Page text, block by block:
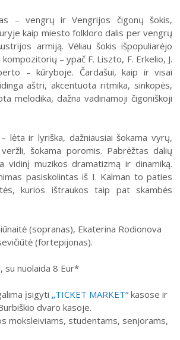
– vengrų ir Vengrijos čigonų šokis,
kaip miesto folkloro dalis per vengrų
armiją. Vėliau šokis išpopuliarėjo
– ypač F. Liszto, F. Erkelio, J.
– kūryboje. Čardašui, kaip ir visai
aštri, akcentuota ritmika, sinkopės,
melodika, dažna vadinamoji čigoniškoji
lėta ir lyriška, dažniausiai šokama vyrų,
šokama poromis. Pabrėžtas dalių
vidinį muzikos dramatizmą ir dinamiką.
pasiskolintas iš I. Kalman to paties
kurios ištraukos taip pat skambės
(sopranas), Ekaterina Rodionova
(fortepijonas).
su nuolaida 8 Eur*
įsigyti „TICKET MARKET“ kasose ir
dvaro kasoje.
moksleiviams, studentams, senjorams,